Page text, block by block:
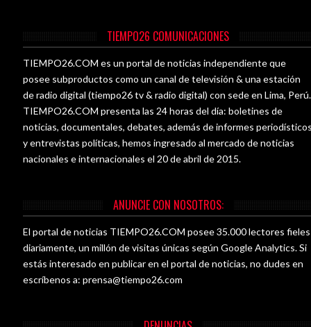
TIEMPO26 COMUNICACIONES
TIEMPO26.COM es un portal de noticias independiente que
posee subproductos como un canal de televisión & una estación
de radio digital (tiempo26 tv & radio digital) con sede en Lima, Perú.
TIEMPO26.COM presenta las 24 horas del día: boletines de
noticias, documentales, debates, además de informes
y entrevistas políticas, hemos ingresado al mercado de noticias
nacionales e internacionales el 20 de abril de 2015.
ANUNCIE CON NOSOTROS:
El portal de noticias TIEMPO26.COM posee 35.000 lectores fieles
diariamente, un millón de visitas únicas según Google Analytics. Si
estás interesado en publicar en el portal de noticias, no dudes en
escríbenos a:prensa@tiempo26.com